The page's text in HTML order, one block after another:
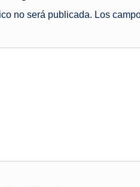
no será publicada. Los